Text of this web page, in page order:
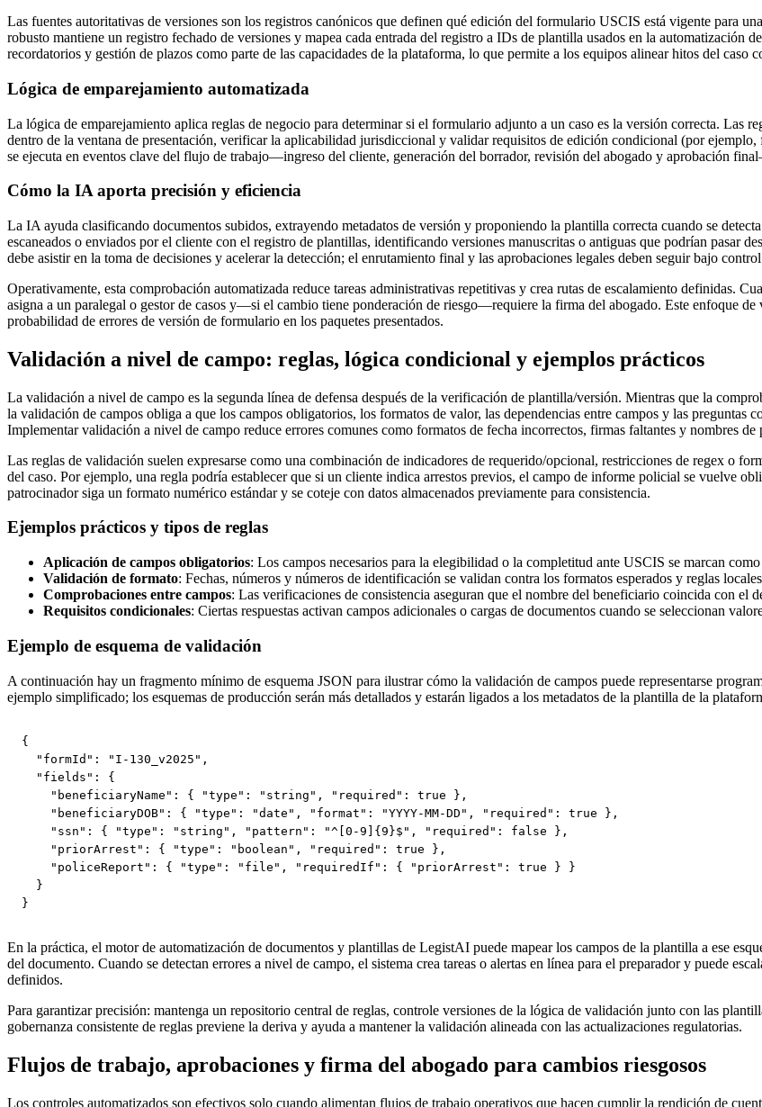
Las fuentes autoritativas de versiones son los registros canónicos que definen qué edición del formulario USCIS está vigente para
robusto mantiene un registro fechado de versiones y mapea cada entrada del registro a IDs de plantilla usados en la
recordatorios y gestión de plazos como parte de las capacidades de la plataforma, lo que permite a los equipos alinear hitos del caso
Lógica de emparejamiento automatizada
La lógica de emparejamiento aplica reglas de negocio para determinar si el formulario adjunto a un caso es la versión correcta. Las
dentro de la ventana de presentación, verificar la aplicabilidad jurisdiccional y validar requisitos de edición condicional (por
se ejecuta en eventos clave del flujo de trabajo—ingreso del cliente, generación del borrador, revisión del abogado y aprobación
Cómo la IA aporta precisión y eficiencia
La IA ayuda clasificando documentos subidos, extrayendo metadatos de versión y proponiendo la plantilla correcta cuando se
escaneados o enviados por el cliente con el registro de plantillas, identificando versiones manuscritas o antiguas que podrían pasar
debe asistir en la toma de decisiones y acelerar la detección; el enrutamiento final y las aprobaciones legales deben seguir bajo
Operativamente, esta comprobación automatizada reduce tareas administrativas repetitivas y crea rutas de escalamiento definidas.
asigna a un paralegal o gestor de casos y—si el cambio tiene ponderación de riesgo—requiere la firma del abogado. Este enfoque
probabilidad de errores de versión de formulario en los paquetes presentados.
Validación a nivel de campo: reglas, lógica condicional y ejemplos prácticos
La validación a nivel de campo es la segunda línea de defensa después de la verificación de plantilla/versión. Mientras que la
la validación de campos obliga a que los campos obligatorios, los formatos de valor, las dependencias entre campos y las preguntas
Implementar validación a nivel de campo reduce errores comunes como formatos de fecha incorrectos, firmas faltantes y nombres de
Las reglas de validación suelen expresarse como una combinación de indicadores de requerido/opcional, restricciones de regex o
del caso. Por ejemplo, una regla podría establecer que si un cliente indica arrestos previos, el campo de informe policial se vuelve
patrocinador siga un formato numérico estándar y se coteje con datos almacenados previamente para consistencia.
Ejemplos prácticos y tipos de reglas
Aplicación de campos obligatorios: Los campos necesarios para la elegibilidad o la completitud ante USCIS se marcan
Validación de formato: Fechas, números y números de identificación se validan contra los formatos esperados y reglas
Comprobaciones entre campos: Las verificaciones de consistencia aseguran que el nombre del beneficiario coincida con el
Requisitos condicionales: Ciertas respuestas activan campos adicionales o cargas de documentos cuando se seleccionan
Ejemplo de esquema de validación
A continuación hay un fragmento mínimo de esquema JSON para ilustrar cómo la validación de campos puede representarse
ejemplo simplificado; los esquemas de producción serán más detallados y estarán ligados a los metadatos de la plantilla de la
{
  "formId": "I-130_v2025",
  "fields": {
    "beneficiaryName": { "type": "string", "required": true },
    "beneficiaryDOB": { "type": "date", "format": "YYYY-MM-DD", "required": true },
    "ssn": { "type": "string", "pattern": "^[0-9]{9}$", "required": false },
    "priorArrest": { "type": "boolean", "required": true },
    "policeReport": { "type": "file", "requiredIf": { "priorArrest": true } }
  }
}
En la práctica, el motor de automatización de documentos y plantillas de LegistAI puede mapear los campos de la plantilla a ese
del documento. Cuando se detectan errores a nivel de campo, el sistema crea tareas o alertas en línea para el preparador y puede
definidos.
Para garantizar precisión: mantenga un repositorio central de reglas, controle versiones de la lógica de validación junto con las
gobernanza consistente de reglas previene la deriva y ayuda a mantener la validación alineada con las actualizaciones regulatorias.
Flujos de trabajo, aprobaciones y firma del abogado para cambios riesgosos
Los controles automatizados son efectivos solo cuando alimentan flujos de trabajo operativos que hacen cumplir la rendición de